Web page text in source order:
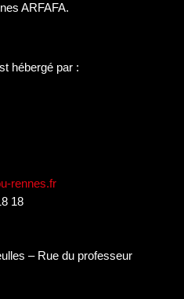
ARFAFA.
hébergé par :
rennes.fr
18
– Rue du professeur